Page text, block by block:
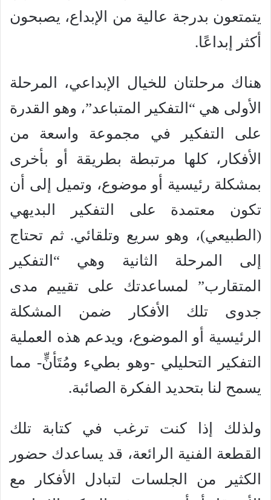
يتمتعون بدرجة عالية من الإبداع، يصبحون
أكثر إبداعًا.
هناك مرحلتان للخيال الإبداعي، المرحلة
الأولى هي “التفكير المتباعد”، وهو القدرة
على التفكير في مجموعة واسعة من
الأفكار، كلها مرتبطة بطريقة أو بأخرى
بمشكلة رئيسية أو موضوع، وتميل إلى أن
تكون معتمدة على التفكير البديهي
(الطبيعي)، وهو سريع وتلقائي. ثم تحتاج
إلى المرحلة الثانية وهي “التفكير
المتقارب” لمساعدتك على تقييم مدى
جدوى تلك الأفكار ضمن المشكلة
الرئيسية أو الموضوع، ويدعم هذه العملية
التفكير التحليلي -وهو بطيء ومُتَأنٍّ- مما
يسمح لنا بتحديد الفكرة الصائبة.
ولذلك إذا كنت ترغب في كتابة تلك
القطعة الفنية الرائعة، قد يساعدك حضور
الكثير من الجلسات لتبادل الأفكار مع